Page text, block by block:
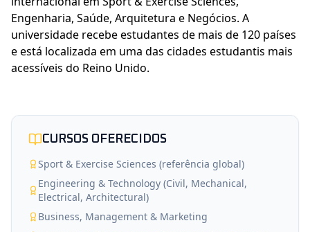
Engenharia, Saúde, Arquitetura e Negócios. A
universidade recebe estudantes de mais de 120 países
e está localizada em uma das cidades estudantis mais
acessíveis do Reino Unido.
CURSOS OFERECIDOS
Sport & Exercise Sciences (referência global)
Engineering & Technology (Civil, Mechanical,
Electrical, Architectural)
Business, Management & Marketing